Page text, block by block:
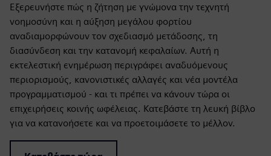
Εξερευνήστε πώς η ζήτηση με γνώμονα την τεχνητή
νοημοσύνη και η αύξηση μεγάλου φορτίου
αναδιαμορφώνουν τον σχεδιασμό μετάδοσης, τη
διασύνδεση και την κατανομή κεφαλαίων. Αυτή η
εκτελεστική ενημέρωση περιγράφει αναδυόμενους
περιορισμούς, κανονιστικές αλλαγές και νέα μοντέλα
προγραμματισμού - και τι πρέπει να κάνουν τώρα οι
επιχειρήσεις κοινής ωφέλειας. Κατεβάστε τη λευκή βίβλο
για να κατανοήσετε και να προετοιμάσετε το μέλλον.